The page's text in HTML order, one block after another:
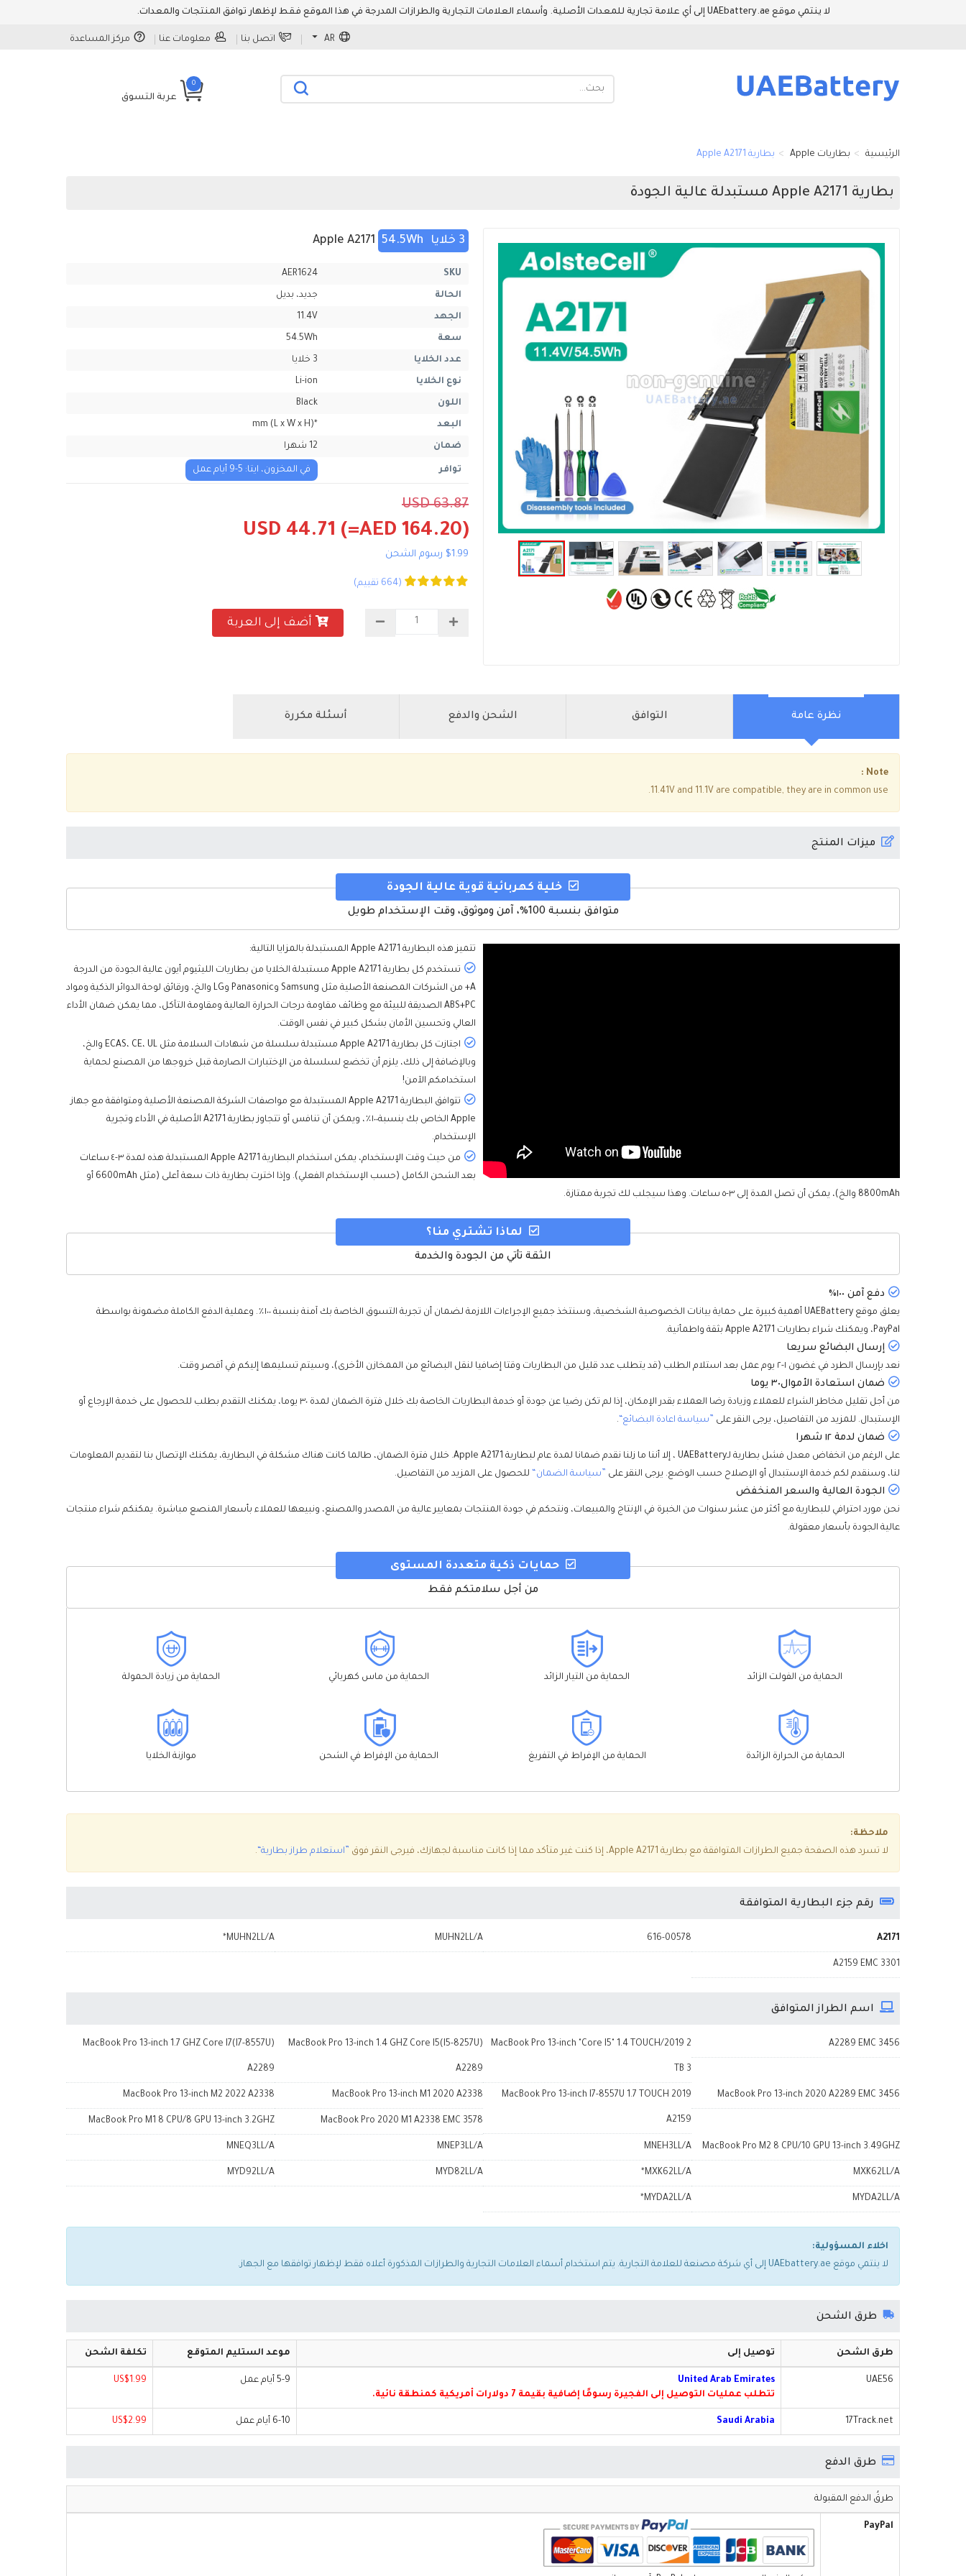
لا ينتمي موقع UAEbattery.ae إلى أي علامة تجارية للمعدات الأصلية. وأسماء العلامات التجارية والطرازات المدرجة في هذا الموقع فقط لإظهار توافق المنتجات والمعدات.
AR اتصل بنا معلومات عنا مركز المساعدة
0
عربة التسوق
الرئيسية بطاريات Apple بطارية Apple A2171
بطارية Apple A2171 مستبدلة عالية الجودة
3 خلايا 54.5Wh
SKU
AER1624
الحالة جديد، بديل
الجهد 11.4V
سعة 54.5Wh
عدد الخلايا 3 خلايا
نوع الخلايا Li-ion
اللون Black
البعد *mm (L x W x H)
ضمان 12 شهرا
توافر في المخزون، ايتا: 5-9 أيام عمل
USD 63.87
USD 44.71 (=AED 164.20)
$1.99 رسوم الشحن
(664 تقييم)
أضف إلى العربة
نظرة عامة التوافق الشحن والدفع أسئلة مكررة
Note :
11.41V and 11.1V are compatible, they are in common use.
ميزات المنتج
خلية كهربائية قوية عالية الجودة
متوافق بنسبة 100%، آمن وموثوق، وقت الإستخدام طويل
تتميز هذه البطارية Apple A2171 المستبدلة بالمزايا التالية:
تستخدم كل بطارية Apple A2171 مستبدلة الخلايا من بطاريات الليثيوم أيون عالية الجودة من الدرجة
A+ من الشركات المصنعة الأصلية مثل Samsung وPanasonic وLG والخ، ورقائق لوحة الدوائر الذكية ومواد
ABS+PC الصديقة للبيئة مع وظائف مقاومة درجات الحرارة العالية ومقاومة التآكل، مما يمكن ضمان الأداء
العالي وتحسين الأمان بشكل كبير في نفس الوقت.
اجتازت كل بطارية Apple A2171 مستبدلة سلسلة من شهادات السلامة مثل ECAS، CE، UL والخ،
وبالإضافة إلى ذلك، يلزم أن تخضع لسلسلة من الإختبارات الصارمة قبل خروجها من المصنع لحماية
استخدامكم الآمن!
تتوافق البطارية Apple A2171 المستبدلة مع مواصفات الشركة المصنعة الأصلية ومتوافقة مع جهاز
Apple الخاص بك بنسبة١٠٠٪، ويمكن أن تنافس أو تتجاوز بطارية A2171 الأصلية في الأداء وتجرية
الإستخدام.
من حيث وقت الإستخدام، يمكن استخدام البطارية Apple A2171 المستبدلة هذه لمدة ٣-٤ ساعات
بعد الشحن الكامل (حسب الإستخدام الفعلي). وإذا اخترت بطارية ذات سعة أعلى (مثل 6600mAh أو
8800mAh والخ)، يمكن أن تصل المدة إلى ٣-٥ ساعات. وهذا سيجلب لك تجربة ممتازة.
لماذا تشتري منا؟
الثقة تأتي من الجودة والخدمة
دفع آمن ١٠٠٪
يعلق موقع UAEBattery أهمية كبيرة على حماية بيانات الخصوصية الشخصية، وسنتخذ جميع الإجراءات اللازمة لضمان أن تجربة التسوق الخاصة بك آمنة بنسبة ١٠٠٪. وعملية الدفع الكاملة مضمونة بواسطة
PayPal، ويمكنك شراء بطاريات Apple A2171 بثقة واطمأنية.
إرسال البضائع سريعا
نعد بإرسال الطرد في غضون ١-٢ يوم عمل بعد استلام الطلب (قد يتطلب عدد قليل من البطاريات وقتا إضافيا لنقل البضائع من الممخازن الأخرى)، وسيتم تسليمها إليكم في أقصر وقت.
ضمان استعادة الأموال٣٠ يوما
من أجل تقليل مخاطر الشراء للعملاء وزيادة رضا العملاء بقدر الإمكان، إذا لم تكن رضيا عن جودة أو خدمة البطاريات الخاصة بك خلال فترة الضمان لمدة ٣٠ يوما، يمكنك التقدم بطلب للحصول على خدمة الإرجاع أو
الإستبدال. للمزيد من التفاصيل، يرجى النقر على
”سياسة اعادة البضائع“ .
ضمان لدمة ١٢ شهرا
على الرغم من انخفاض معدل فشل بطارية لـUAEBattery ، إلا أننا ما زلنا نقدم ضمانا لمدة عام لبطارية Apple A2171. خلال فترة الضمان، طالما كانت هناك مشكلة في البطارية، يمكنك الإتصال بنا لتقديم المعلومات
لنا، وسنقدم لكم خدمة الإستبدال أو الإصلاح حسب الوضع. يرجى النقر على
”سياسة الضمان“ للحصول على المزيد من التفاصيل.
الجودة العالية والسعر المنخفض
نحن مورد احترافي للبطارية مع أكثر من عشر سنوات من الخبرة في الإنتاج والمبيعات، ونتحكم في جودة المنتجات بمعايير عالية من المصدر والمصنع، ونبيعها للعملاء بأسعار المنصع مباشرة. يمكنكم شراء منتجات
عالية الجودة بأسعار معقولة.
حمايات ذكية متعددة المستوى
من أجل سلامتكم فقط
الحماية من الفولت الزائد الحماية من التيار الزائد الحماية من ماس كهربائي الحماية من زيادة الحمولة
الحماية من الحرارة الزائدة الحماية من الإفراط في التفريغ الحماية من الإفراط في الشحن موازنة الخلايا
ملاحظة:
لا تسرد هذه الصفحة جميع الطرازات المتوافقة مع بطارية Apple A2171، إذا كنت غير متأكد مما إذا كانت مناسبة لجهازك، فيرجى النقر فوق
”استعلام طراز بطارية“ .
رقم جزء البطارية المتوافقة
A2171
616-00578
MUHN2LL/A
MUHN2LL/A*
A2159 EMC 3301
اسم الطراز المتوافق
A2289 EMC 3456
MacBook Pro 13-inch "Core I5" 1.4 TOUCH/2019 2
TB 3
MacBook Pro 13-inch 1.4 GHZ Core I5(I5-8257U)
A2289
MacBook Pro 13-inch 1.7 GHZ Core I7(I7-8557U)
A2289
MacBook Pro 13-inch 2020 A2289 EMC 3456
MacBook Pro 13-inch I7-8557U 1.7 TOUCH 2019
A2159
MacBook Pro 13-inch M1 2020 A2338
MacBook Pro 13-inch M2 2022 A2338
MacBook Pro 2020 M1 A2338 EMC 3578
MacBook Pro M1 8 CPU/8 GPU 13-inch 3.2GHZ
MacBook Pro M2 8 CPU/10 GPU 13-inch 3.49GHZ
MNEH3LL/A
MNEP3LL/A
MNEQ3LL/A
MXK62LL/A
MXK62LL/A*
MYD82LL/A
MYD92LL/A
MYDA2LL/A
MYDA2LL/A*
اخلاء المسؤولية:
لا ينتمي موقع UAEbattery.ae إلى أي شركة مصنعة للعلامة التجارية. يتم استخدام أسماء العلامات التجارية والطرازات المذكورة أعلاه فقط لإظهار توافقها مع الجهاز.
طرق الشحن
طرق الشحن توصيل إلى موعد الستليم المتوقع تكلفة الشحن
UAE56
United Arab Emirates
تتطلب عمليات التوصيل إلى الفجيرة رسومًا إضافية بقيمة 7 دولارات أمريكية كمنطقة نائية.
5-9 أيام عمل US$1.99
17Track.net
Saudi Arabia 6-10 أيام عمل US$2.99
طرق الدفع
طرقُ الدفع المقبولة
PayPal